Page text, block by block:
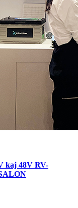
kaj 48V RV-